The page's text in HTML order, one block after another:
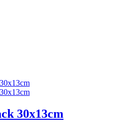
30x13cm